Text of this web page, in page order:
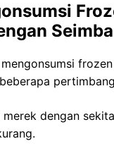
merek dengan